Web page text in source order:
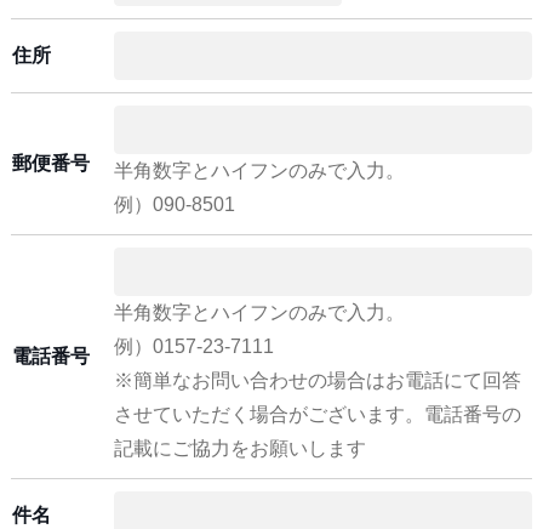
住所
郵便番号
半角数字とハイフンのみで入力。
例）090-8501
電話番号
半角数字とハイフンのみで入力。
例）0157-23-7111
※簡単なお問い合わせの場合はお電話にて回答
させていただく場合がございます。電話番号の
記載にご協力をお願いします
件名